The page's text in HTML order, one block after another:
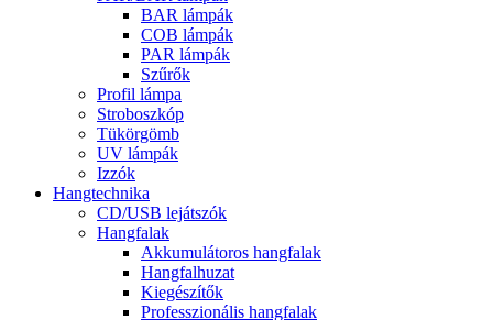
BAR lámpák
COB lámpák
PAR lámpák
Szűrők
Profil lámpa
Stroboszkóp
Tükörgömb
UV lámpák
Izzók
Hangtechnika
CD/USB lejátszók
Hangfalak
Akkumulátoros hangfalak
Hangfalhuzat
Kiegészítők
Professzionális hangfalak